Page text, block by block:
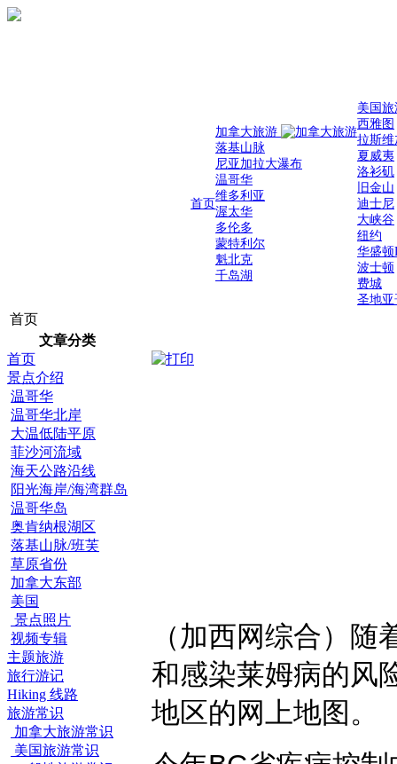
首页
加拿大旅游
落基山脉
尼亚加拉大瀑布
温哥华
维多利亚
渥太华
多伦多
蒙特利尔
魁北克
千岛湖
美国
西雅图
拉斯维
夏威夷
洛衫矶
旧金山
迪士尼
大峡谷
纽约
华盛顿
波士顿
费城
圣地亚
首页
文章分类
首页
景点介绍
温哥华
温哥华北岸
大温低陆平原
菲沙河流域
海天公路沿线
阳光海岸/海湾群岛
温哥华岛
奥肯纳根湖区
落基山脉/班芙
草原省份
加拿大东部
美国
景点照片
视频专辑
主题旅游
旅行游记
Hiking 线路
旅游常识
加拿大旅游常识
美国旅游常识
（加西网综合）
和感染莱姆病的风
地区的网上地图。